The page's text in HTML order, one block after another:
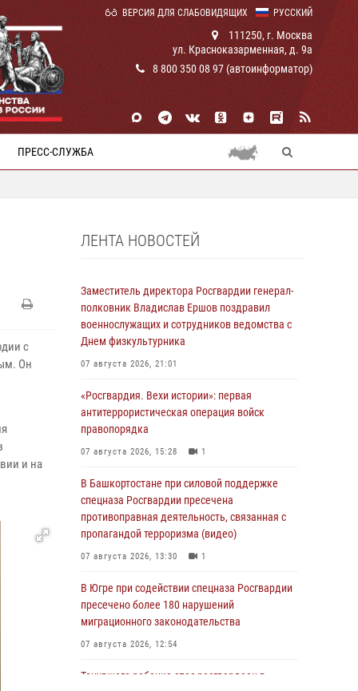
РУССКИЙ
ВЕРСИЯ ДЛЯ СЛАБОВИДЯЩИХ
111250, г. Москва
ул. Красноказарменная, д. 9а
8 800 350 08 97 (автоинформатор)
ПРЕСС-СЛУЖБА
с
Он
и на
ЛЕНТА НОВОСТЕЙ
Заместитель директора Росгвардии генерал-
полковник Владислав Ершов поздравил
военнослужащих и сотрудников ведомства с
Днем физкультурника
07 августа 2026, 21:01
«Росгвардия. Вехи истории»: первая
антитеррористическая операция войск
правопорядка
07 августа 2026, 15:28 1
В Башкортостане при силовой поддержке
спецназа Росгвардии пресечена
противоправная деятельность, связанная с
пропагандой терроризма (видео)
07 августа 2026, 13:30 1
В Югре при содействии спецназа Росгвардии
пресечено более 180 нарушений
миграционного законодательства
07 августа 2026, 12:54
Тонувшего ребенка спас росгвардеец в